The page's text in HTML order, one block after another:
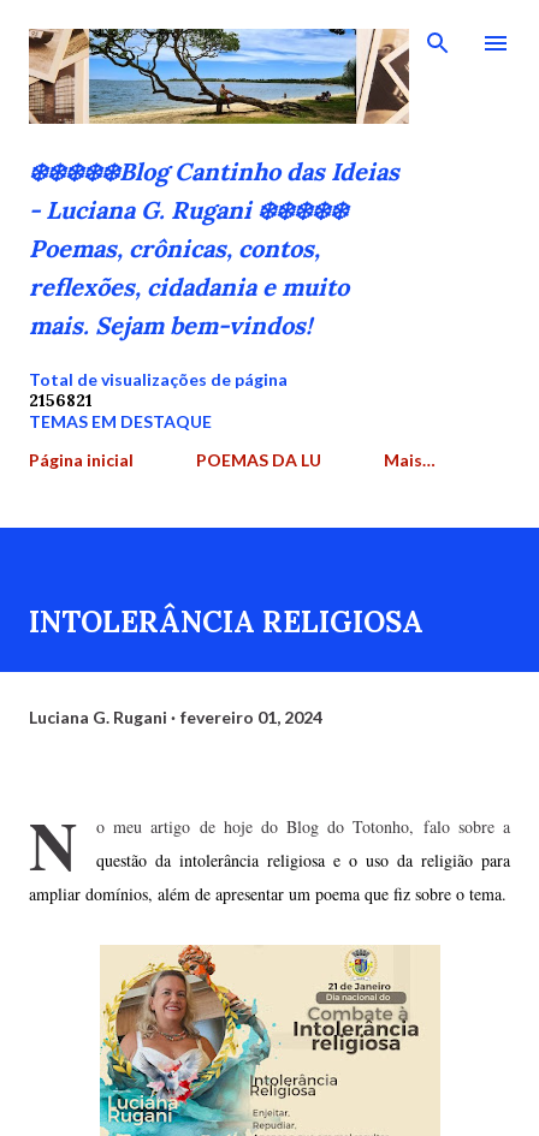
Pular para o conteúdo principal
❄️❄️❄️❄️❄️Blog Cantinho das Ideias
- Luciana G. Rugani ❄️❄️❄️❄️❄️
Poemas, crônicas, contos,
reflexões, cidadania e muito
mais. Sejam bem-vindos!
Total de visualizações de página
2156821
TEMAS EM DESTAQUE
Página inicial
POEMAS DA LU Mais…
INTOLERÂNCIA RELIGIOSA
Luciana G. Rugani fevereiro 01, 2024
N
o meu artigo de hoje do Blog do Totonho, falo sobre a
questão da intolerância religiosa e o uso da religião para
ampliar domínios, além de apresentar um poema que fiz sobre o tema.